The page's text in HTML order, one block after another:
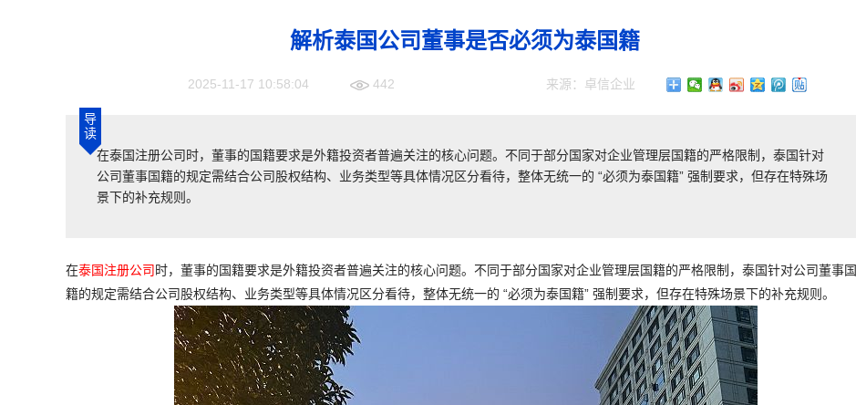
解析泰国公司董事是否必须为泰国籍
2025-11-17 10:58:04 442 来源：卓信企业
导
读
在泰国注册公司时，董事的国籍要求是外籍投资者普遍关注的核心问题。不同于部分国家对企业管理层国籍的严格限制，泰国针对
公司董事国籍的规定需结合公司股权结构、业务类型等具体情况区分看待，整体无统一的 “必须为泰国籍” 强制要求，但存在特殊场
景下的补充规则。
在泰国注册公司 时，董事的国籍要求是外籍投资者普遍关注的核心问题。不同于部分国家对企业管理层国籍的严格限制，泰国针对公司董事国
籍的规定需结合公司股权结构、业务类型等具体情况区分看待，整体无统一的 “必须为泰国籍” 强制要求，但存在特殊场景下的补充规则。